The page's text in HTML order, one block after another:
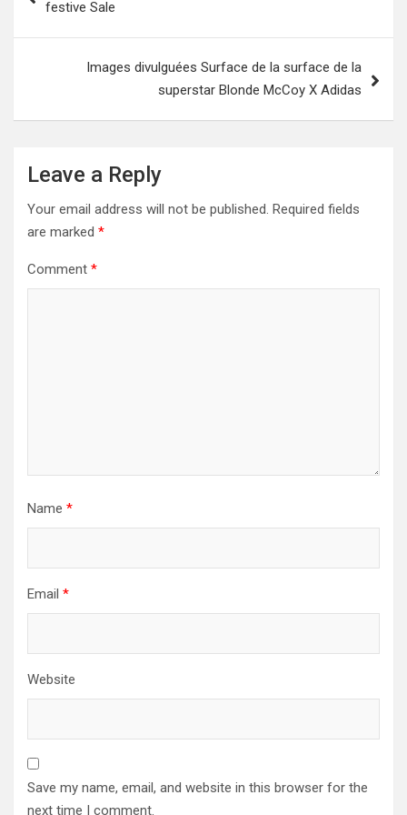
festive Sale
Images divulguées Surface de la surface de la
superstar Blonde McCoy X Adidas
Leave a Reply
Your email address will not be published. Required fields
are marked *
Comment *
Name *
Email *
Website
Save my name, email, and website in this browser for the
next time I comment.